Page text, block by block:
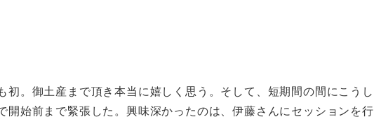
。御土産まで頂き本当に嬉しく思う。そして、短期間の間にこうし
始前まで緊張した。興味深かったのは、伊藤さんにセッションを行